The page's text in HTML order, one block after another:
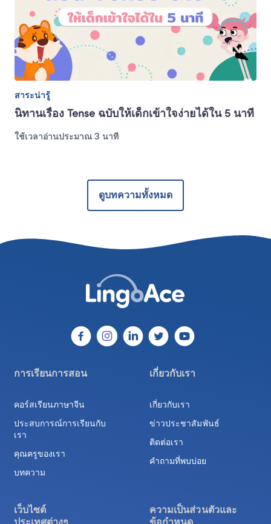
สาระน่ารู้
นิทานเรื่อง Tense ฉบับให้เด็กเข้าใจง่ายได้ใน 5 นาที
ใช้เวลาอ่านประมาณ 3 นาที
ดูบทความทั้งหมด
การเรียนการสอน
คอร์สเรียนภาษาจีน
ประสบการณ์การเรียนกับ
เรา
คุณครูของเรา
บทความ
เกี่ยวกับเรา
เกี่ยวกับเรา
ข่าวประชาสัมพันธ์
ติดต่อเรา
คำถามที่พบบ่อย
เว็บไซต์
ความเป็นส่วนตัวและ